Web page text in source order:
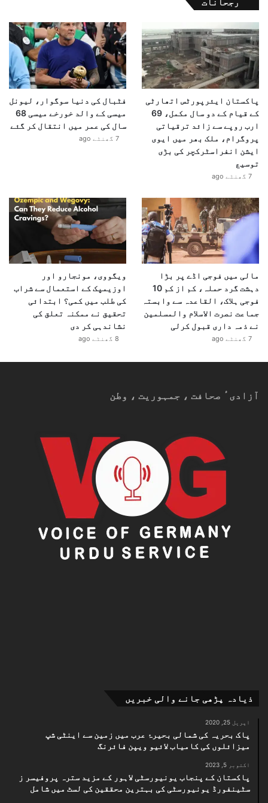
پاکستان ایئرپورٹس اتھارٹی
کے قیام کے دو سال مکمل، 69
ارب روپے سے زائد ترقیاتی
پروگرام، ملک بھر میں ایوی
ایشن انفراسٹرکچر کی بڑی
توسیع
7 گھنٹے ago
فٹبال کی دنیا سوگوار، لیونل
میسی کے والد خورخے میسی 68
سال کی عمر میں انتقال کر گئے
7 گھنٹے ago
مالی میں فوجی اڈے پر بڑا
دہشت گرد حملہ، کم از کم 10
فوجی ہلاک، القاعدہ سے وابستہ
جماعت نصرت الاسلام والمسلمین
نے ذمہ داری قبول کرلی
7 گھنٹے ago
ویگووی، مونجارو اور
اوزیمپک کے استعمال سے شراب
کی طلب میں کمی؟ ابتدائی
تحقیق نے ممکنہ تعلق کی
نشاندہی کر دی
8 گھنٹے ago
آزادیٴ صحافت ، جمہوریت ، وطن
ذیادہ پڑھی جانے والی خبریں
اپریل 25, 2020
پاک بحریہ کی شمالی بحیرۂ عرب میں زمین سے اینٹی شپ
میزائلوں کی کامیاب لائیو ویپن فائرنگ
اکتوبر 5, 2023
پاکستان کے پنجاب یونیورسٹی لاہور کے مزید سترہ پروفیسر ز
سٹینفورڈ یونیورسٹی کی بہترین محققین کی لسٹ میں شامل